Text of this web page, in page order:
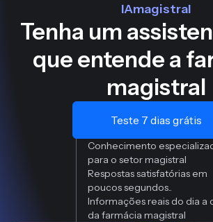
IAmagistral
Tenha um
que entende a
magistral
Teste 7 dias grátis
Conhecimento
para o setor magistral
Respostas satisfatórias em
poucos segundos..
Informações reais do dia a
da farmácia magistral